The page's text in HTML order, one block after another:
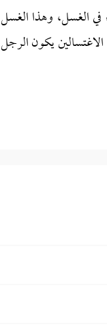
في الغسل، وهذا الغسل
يكون الرجل